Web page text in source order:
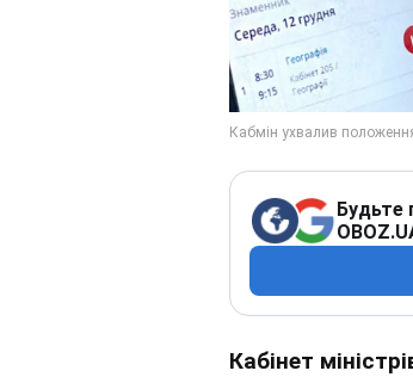
Будьте
Кабінет